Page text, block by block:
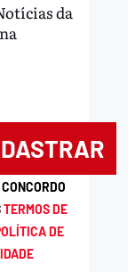
da
TERMOS DE
DE